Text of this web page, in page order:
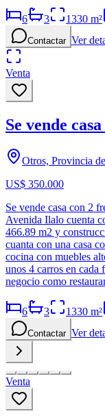
6 3 1330 m²
Contactar Ver
Venta
Se vende
Otros, Provincia
US$ 350.000
Se vende casa con 2
Avenida Ilalo cuenta
466.89 m2 y
cuanta con una casa
cocina con muebles
unos 4 carros en
negocio como
6 3 1330 m²
Contactar Ver
Venta